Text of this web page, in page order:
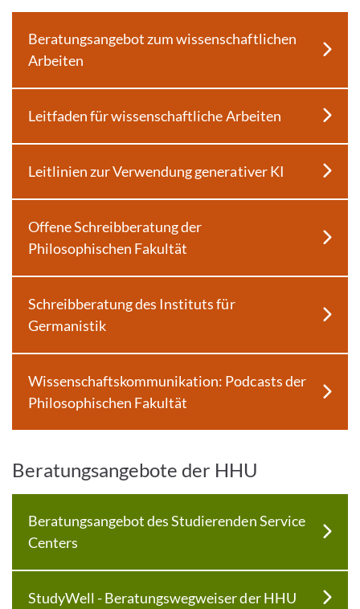
Beratungsangebot zum wissenschaftlichen
Arbeiten
Leitfaden für wissenschaftliche Arbeiten
Leitlinien zur Verwendung generativer KI
Offene Schreibberatung der
Philosophischen Fakultät
Schreibberatung des Instituts für
Germanistik
Wissenschaftskommunikation: Podcasts der
Philosophischen Fakultät
Beratungsangebote der HHU
Beratungsangebot des Studierenden Service
Centers
StudyWell - Beratungswegweiser der HHU